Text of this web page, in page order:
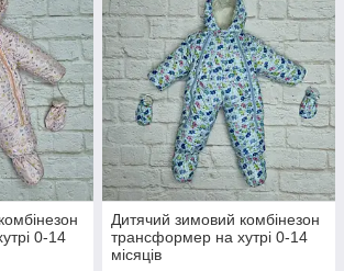
0-14
Дитячий зимовий комбінезон
трансформер на хутрі 0-14
місяців